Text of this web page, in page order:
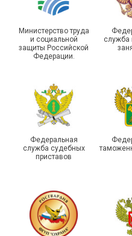
Единство традиций и сила
Министерство труда
и социальной
защиты Российской
Федерации.
служба
Федеральная
служба судебных
приставов